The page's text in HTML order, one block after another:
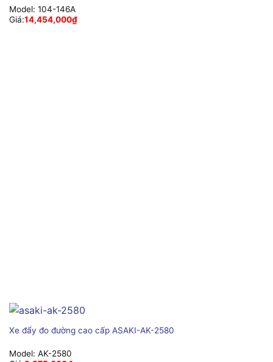
Model: 104-146A
Giá:14,454,000₫
Xe đẩy đo đường cao cấp ASAKI-AK-2580
Model: AK-2580